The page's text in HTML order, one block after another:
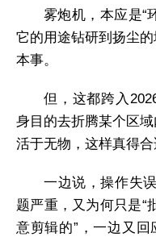
雾炮机，本应是“
它的用途钻研到扬尘
本事。
但，这都跨入
身目的去折腾某个区
活于无物，这样真得合
一边说，操作失
题严重，又为何只是“
意剪辑的”，一边又